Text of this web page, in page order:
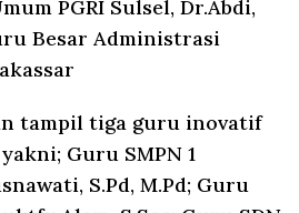
PGRI Sulsel, Dr.Abdi,
Besar Administrasi
tampil tiga guru inovatif
Guru SMPN 1
S.Pd, M.Pd; Guru